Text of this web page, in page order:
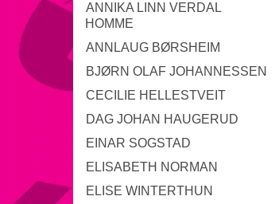
ANNIKA LINN VERDAL
HOMME
ANNLAUG BØRSHEIM
BJØRN OLAF JOHANNESSEN
CECILIE HELLESTVEIT
DAG JOHAN HAUGERUD
EINAR SOGSTAD
ELISABETH NORMAN
ELISE WINTERTHUN